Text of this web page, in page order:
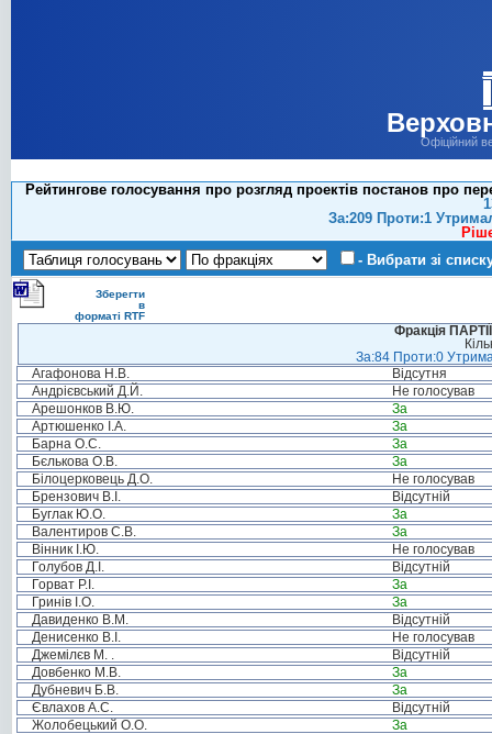
Офіційний
Рейтингове голосування про розгляд проектів постанов
За:209 Проти:1
- Вибрати зі
Зберегти
в
форматі RTF
Фракція
За:84 Проти:0
Агафонова Н.В.
Відсутня
Андрієвський Д.Й.
Не голосував
Арешонков В.Ю.
За
Артюшенко І.А.
За
Барна О.С.
За
Бєлькова О.В.
За
Білоцерковець Д.О.
Не голосував
Брензович В.І.
Відсутній
Буглак Ю.О.
За
Валентиров С.В.
За
Вінник І.Ю.
Не голосував
Голубов Д.І.
Відсутній
Горват Р.І.
За
Гринів І.О.
За
Давиденко В.М.
Відсутній
Денисенко В.І.
Не голосував
Джемілєв М. .
Відсутній
Довбенко М.В.
За
Дубневич Б.В.
За
Євлахов А.С.
Відсутній
Жолобецький О.О.
За